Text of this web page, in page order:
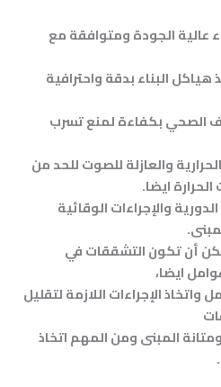
عالية الجودة ومتوافقة مع
البناء بدقة واحترافية
الصحي بكفاءة لمنع تسرب
والعازلة للصوت للحد من
ايضا.
والإجراءات الوقائية
.
أن تكون التشققات في
ايضا،
الإجراءات اللازمة لتقليل
المبنى ومن المهم اتخاذ